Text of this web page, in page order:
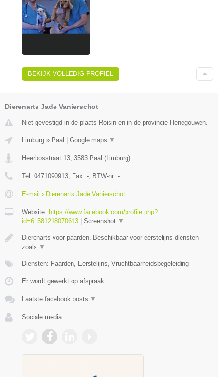
BEKIJK VOLLEDIG PROFIEL
Dierenarts Jade Vanierschot
Niet gevestigd in de plaats Roisin en in de provincie Henegouwen.
Limburg » Paal Google maps ▼
Heerbosstraat 13, 3583 Paal (Limburg)
Tel: 0471090913, Fax: -, BTW-nr: -
E-mail › Dierenarts Jade Vanierschot
Website: https://www.facebook.com/profile.php?
id=61581218070613
Screenshot ▼
Dierenarts voor paarden. Beschikbaar voor eerstelijns diensten
zoals ▼
Diensten: Paarden, Eerstelijns, Vruchtbaarheidsbegeleiding
Er wordt gewerkt op afspraak.
Laatste facebook posts ▼
Sociale media: